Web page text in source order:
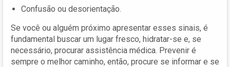
Confusão ou desorientação.
Se você ou alguém próximo apresentar esses sinais, é
fundamental buscar um lugar fresco, hidratar-se e, se
necessário, procurar assistência médica. Prevenir é
sempre o melhor caminho, então, procure se informar e se